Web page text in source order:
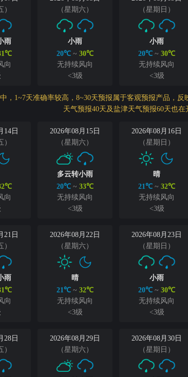
）
雨
向
（星期六）
小雨
20℃ ~ 30℃
无持续风向
<3级
（星期日）
小雨
20℃ ~ 30℃
无持续风向
<3级
，1~7天准确率较高，8~30天预报属于客观预报产品，
天气预报40天及盐津天气预报60天也在
14日
）
向
2026年08月15日
（星期六）
多云转小雨
20℃ ~ 33℃
无持续风向
<3级
2026年08月16日
（星期日）
晴
21℃ ~ 32℃
无持续风向
<3级
21日
）
雨
向
2026年08月22日
（星期六）
晴
21℃ ~ 32℃
无持续风向
<3级
2026年08月23日
（星期日）
小雨
20℃ ~ 30℃
无持续风向
<3级
28日
）
2026年08月29日
（星期六）
2026年08月30日
（星期日）